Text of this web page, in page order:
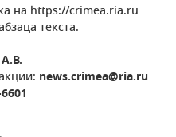
на https://crimea.ria.ru
текста.
news.crimea@ria.ru